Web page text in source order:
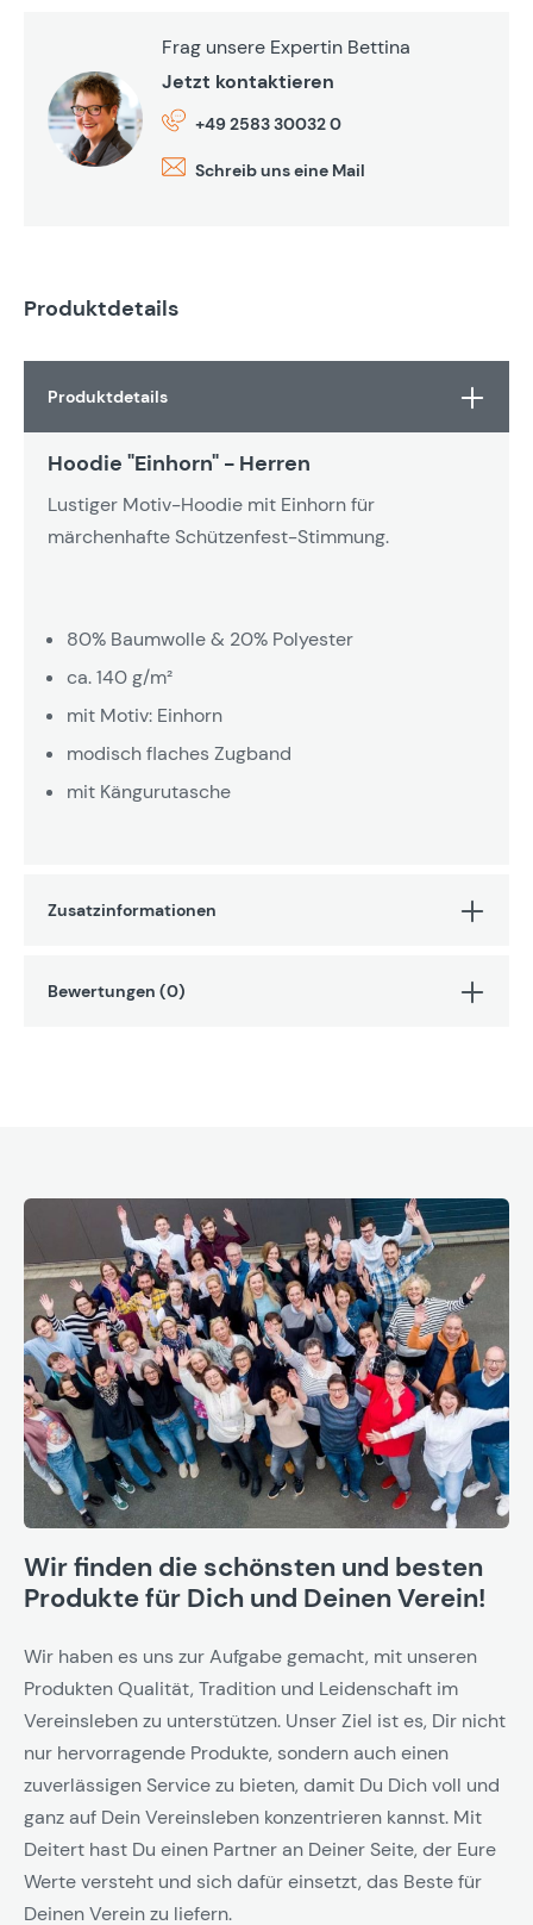
Frag unsere Expertin Bettina
Jetzt kontaktieren
+49 2583 30032 0
Schreib uns eine Mail
Produktdetails
Produktdetails
Hoodie "Einhorn" - Herren
Lustiger Motiv-Hoodie mit Einhorn für
märchenhafte Schützenfest-Stimmung.
80% Baumwolle & 20% Polyester
ca. 140 g/m²
mit Motiv: Einhorn
modisch flaches Zugband
mit Kängurutasche
Zusatzinformationen
Bewertungen (0)
Wir finden die schönsten und besten
Produkte für Dich und Deinen Verein!
Wir haben es uns zur Aufgabe gemacht, mit unseren
Produkten Qualität, Tradition und Leidenschaft im
Vereinsleben zu unterstützen. Unser Ziel ist es, Dir nicht
nur hervorragende Produkte, sondern auch einen
zuverlässigen Service zu bieten, damit Du Dich voll und
ganz auf Dein Vereinsleben konzentrieren kannst. Mit
Deitert hast Du einen Partner an Deiner Seite, der Eure
Werte versteht und sich dafür einsetzt, das Beste für
Deinen Verein zu liefern.